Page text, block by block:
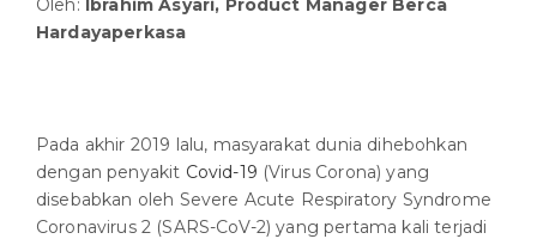
Oleh: Ibrahim Asyari, Product Manager Berca
Hardayaperkasa
Pada akhir 2019 lalu, masyarakat dunia dihebohkan
dengan penyakit Covid-19 (Virus Corona) yang
disebabkan oleh Severe Acute Respiratory Syndrome
Coronavirus 2 (SARS-CoV-2) yang pertama kali terjadi